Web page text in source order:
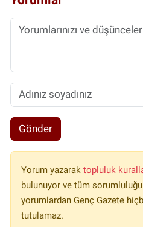
Gönder
Yorum yazarak topluluk
bulunuyor ve tüm
yorumlardan Genç Gazete
tutulamaz.